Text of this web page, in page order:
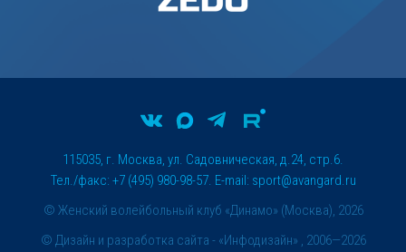
© Женский волейбольный клуб «Динамо» (Москва), 2026
115035, г. Москва, ул. Садовническая, д.24, стр.6.
Тел./факс: +7 (495) 980-98-57. E-mail: sport@avangard.ru
© Дизайн и разработка сайта - «Инфодизайн» , 2006—2026